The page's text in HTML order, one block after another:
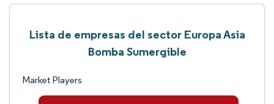
Lista de empresas del sector Europa Asia
Bomba Sumergible
Market Players